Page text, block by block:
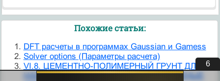
Похожие статьи:
DFT расчеты в программах Gaussian и Gamess
Solver options (Параметры расчета)
VI.8. ЦЕМЕНТНО-ПОЛИМЕРНЫЙ ГРУНТ ДЛЯ
НАБОРА МОЗАИК (В РАСЧЕТЕ НА СЛОЖНЫЕ
6